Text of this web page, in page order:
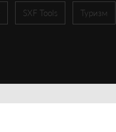
SXF Tools Туризм